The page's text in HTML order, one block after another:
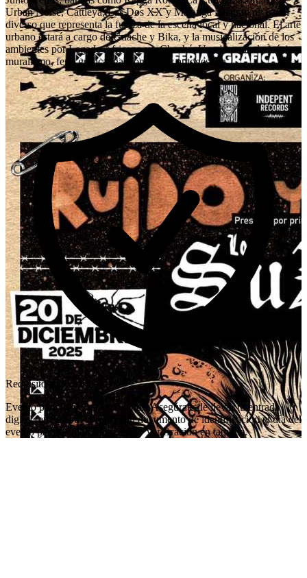
Urban Noise, Cattleya, Las Dos XX y Matanga integran un cartel
diverso que representa la fuerza de la escena local y nacional. El arte
urbano estará a cargo de Guache y Bika, y la musicalización de los
ambientes por Legado Africano vs. Cheché. Una jornada de música,
muralismo, feria gráfica, gastronomía y autogestión.
Requisitos necesarios
Evento para mayores de 18 años. Asegúrate de llevar tu entrada
digital (enviada al correo) y tu documento de identificación el día del
evento para facilitar tu ingreso y verificación en taquilla.